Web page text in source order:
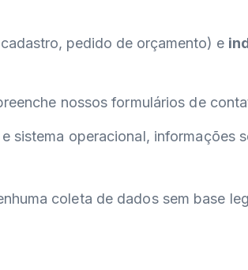
pedido de orçamento) e
nossos formulários de
sistema operacional, informações
coleta de dados sem base